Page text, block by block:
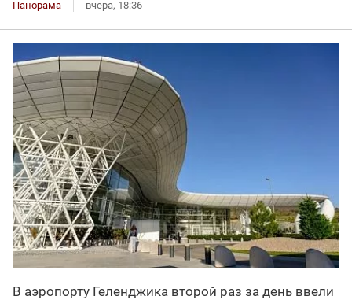
Панорама вчера, 18:36
В аэропорту Геленджика второй раз за день ввели